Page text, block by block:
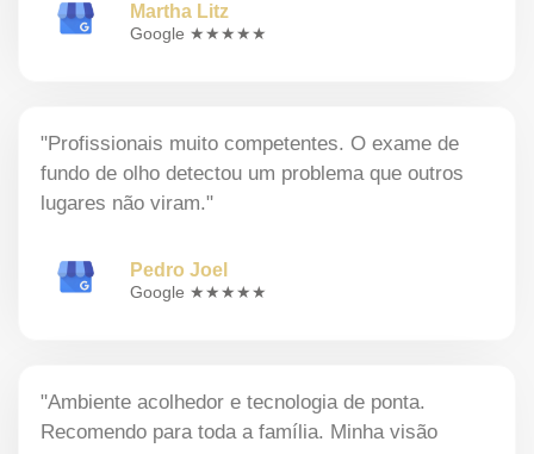
Martha Litz
Google ★★★★★
"Profissionais muito competentes. O exame de
fundo de olho detectou um problema que outros
lugares não viram."
Pedro Joel
Google ★★★★★
"Ambiente acolhedor e tecnologia de ponta.
Recomendo para toda a família. Minha visão